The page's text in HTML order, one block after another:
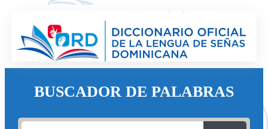
BUSCADOR DE PALABRAS